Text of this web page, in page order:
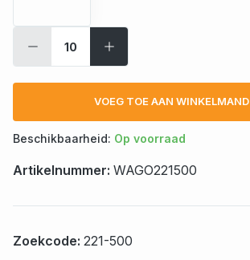
VOEG TOE AAN WINKELMAND
Beschikbaarheid: Op voorraad
Artikelnummer: WAGO221500
Zoekcode: 221-500